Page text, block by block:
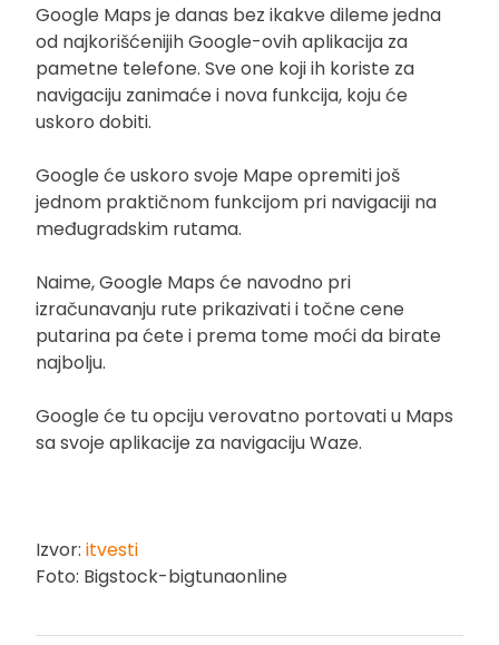
Google Maps je danas bez ikakve dileme jedna
od najkorišćenijih Google-ovih aplikacija za
pametne telefone. Sve one koji ih koriste za
navigaciju zanimaće i nova funkcija, koju će
uskoro dobiti.
Google će uskoro svoje Mape opremiti još
jednom praktičnom funkcijom pri navigaciji na
međugradskim rutama.
Naime, Google Maps će navodno pri
izračunavanju rute prikazivati i točne cene
putarina pa ćete i prema tome moći da birate
najbolju.
Google će tu opciju verovatno portovati u Maps
sa svoje aplikacije za navigaciju Waze.
Izvor: itvesti
Foto: Bigstock-bigtunaonline